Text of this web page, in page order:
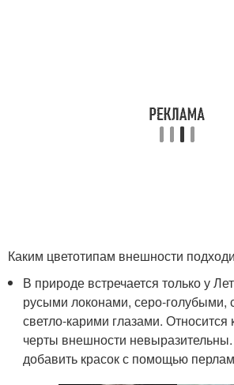
Каким цветотипам внешности
В природе встречается только у
русыми локонами, серо-голубыми,
светло-карими глазами. Относится
черты внешности
добавить красок с помощью